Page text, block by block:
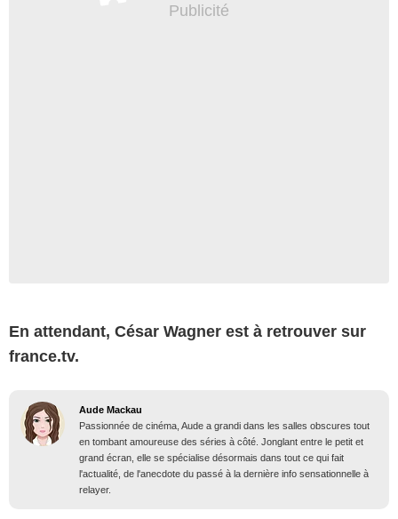
En attendant, César Wagner est à retrouver sur
france.tv.
Aude Mackau
Passionnée de cinéma, Aude a grandi dans les salles obscures tout
en tombant amoureuse des séries à côté. Jonglant entre le petit et
grand écran, elle se spécialise désormais dans tout ce qui fait
l'actualité, de l'anecdote du passé à la dernière info sensationnelle à
relayer.